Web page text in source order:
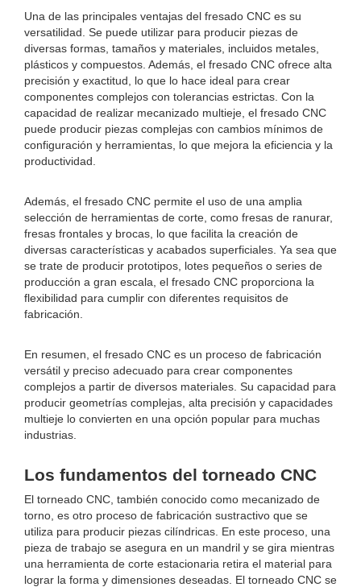
Una de las principales ventajas del fresado CNC es su
versatilidad. Se puede utilizar para producir piezas de
diversas formas, tamaños y materiales, incluidos metales,
plásticos y compuestos. Además, el fresado CNC ofrece alta
precisión y exactitud, lo que lo hace ideal para crear
componentes complejos con tolerancias estrictas. Con la
capacidad de realizar mecanizado multieje, el fresado CNC
puede producir piezas complejas con cambios mínimos de
configuración y herramientas, lo que mejora la eficiencia y la
productividad.
Además, el fresado CNC permite el uso de una amplia
selección de herramientas de corte, como fresas de ranurar,
fresas frontales y brocas, lo que facilita la creación de
diversas características y acabados superficiales. Ya sea que
se trate de producir prototipos, lotes pequeños o series de
producción a gran escala, el fresado CNC proporciona la
flexibilidad para cumplir con diferentes requisitos de
fabricación.
En resumen, el fresado CNC es un proceso de fabricación
versátil y preciso adecuado para crear componentes
complejos a partir de diversos materiales. Su capacidad para
producir geometrías complejas, alta precisión y capacidades
multieje lo convierten en una opción popular para muchas
industrias.
Los fundamentos del torneado CNC
El torneado CNC, también conocido como mecanizado de
torno, es otro proceso de fabricación sustractivo que se
utiliza para producir piezas cilíndricas. En este proceso, una
pieza de trabajo se asegura en un mandril y se gira mientras
una herramienta de corte estacionaria retira el material para
lograr la forma y dimensiones deseadas. El torneado CNC se